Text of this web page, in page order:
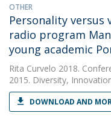
OTHER
Personality versus
radio program
young academic
Rita Curvelo 2018.
2015. Diversity,
DOWNLOAD AND